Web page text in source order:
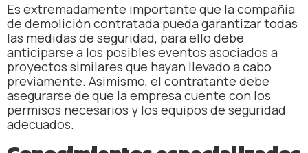
Es extremadamente importante que la compañía
de demolición contratada pueda garantizar todas
las medidas de seguridad, para ello debe
anticiparse a los posibles eventos asociados a
proyectos similares que hayan llevado a cabo
previamente. Asimismo, el contratante debe
asegurarse de que la empresa cuente con los
permisos necesarios y los equipos de seguridad
adecuados.